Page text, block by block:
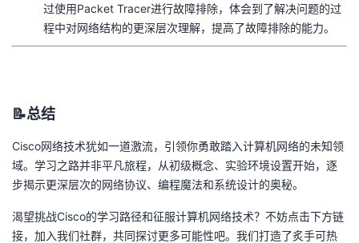
过使用Packet Tracer进行故障排除，体会到了解决问题的过
程中对网络结构的更深层次理解，提高了故障排除的能力。
📝总结
Cisco网络技术犹如一道激流，引领你勇敢踏入计算机网络的未知领
域。学习之路并非平凡旅程，从初级概念、实验环境设置开始，逐
步揭示更深层次的网络协议、编程魔法和系统设计的奥秘。
渴望挑战Cisco的学习路径和征服计算机网络技术？不妨点击下方链
接，加入我们社群，共同探讨更多可能性吧。我们打造了炙手可热